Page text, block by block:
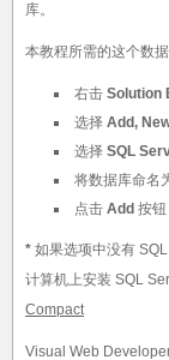
库。
本教程所需的这个数
右击 Solution
选择 Add,
选择 SQL
将数据库命名
点击 Add 按钮
* 如果选项中没有
计算机上安装 SQL
Compact
Visual Web